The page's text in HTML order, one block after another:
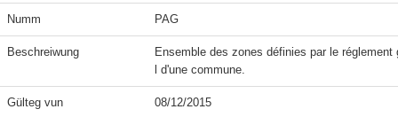
Numm PAG
Beschreiwung
Ensemble des zones définies par le
l d'une commune.
Gülteg vun 08/12/2015